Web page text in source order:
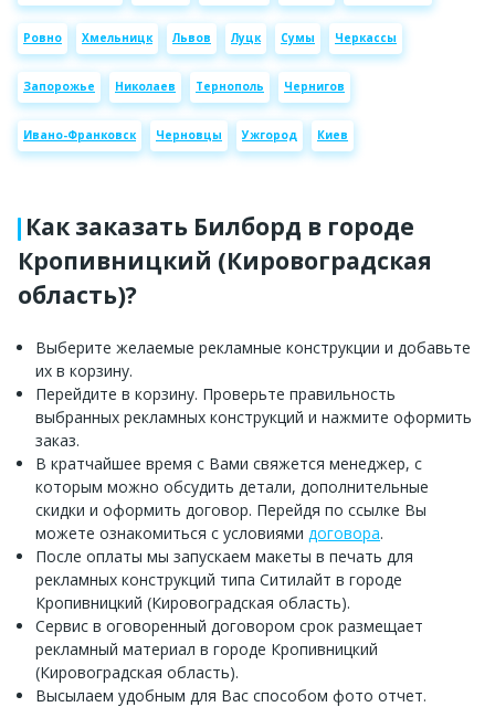
Ровно Хмельницк Львов Луцк Сумы Черкассы
Запорожье Николаев Тернополь Чернигов
Ивано-Франковск Черновцы Ужгород Киев
Как заказать Билборд в городе
Кропивницкий (Кировоградская
область)?
Выберите желаемые рекламные конструкции и добавьте
их в корзину.
Перейдите в корзину. Проверьте правильность
выбранных рекламных конструкций и нажмите оформить
заказ.
В кратчайшее время с Вами свяжется менеджер, с
которым можно обсудить детали, дополнительные
скидки и оформить договор. Перейдя по ссылке Вы
можете ознакомиться с условиями договора.
После оплаты мы запускаем макеты в печать для
рекламных конструкций типа Ситилайт в городе
Кропивницкий (Кировоградская область).
Сервис в оговоренный договором срок размещает
рекламный материал в городе Кропивницкий
(Кировоградская область).
Высылаем удобным для Вас способом фото отчет.